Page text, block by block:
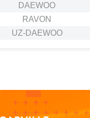
DAEWOO
RAVON
UZ-DAEWOO